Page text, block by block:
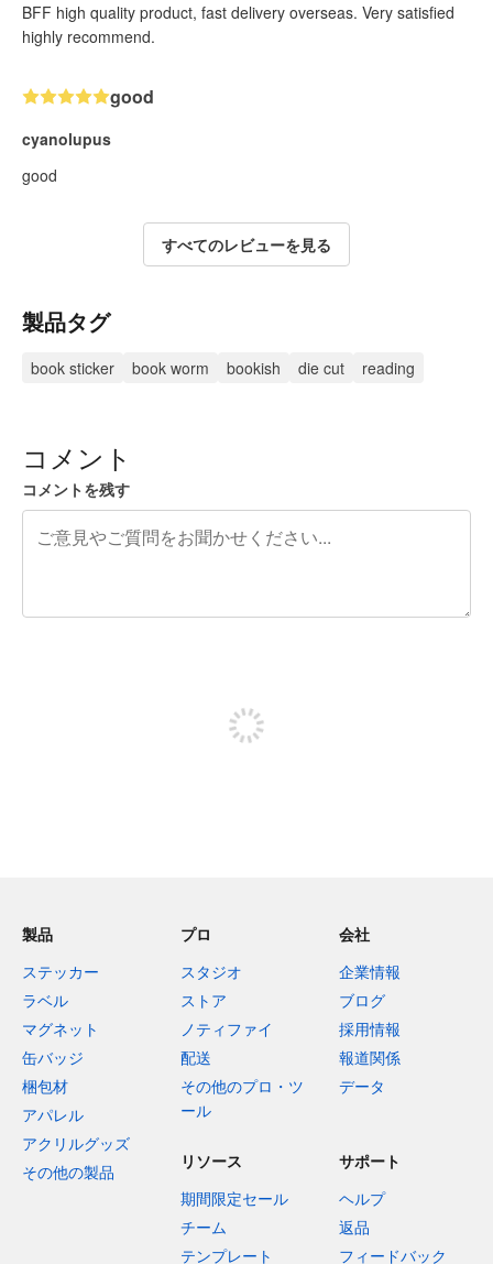
BFF high quality product, fast delivery overseas. Very satisfied
highly recommend.
good
cyanolupus
good
すべてのレビューを見る
製品タグ
book sticker book worm bookish die cut reading
コメント
コメントを残す
製品
ステッカー
ラベル
マグネット
缶バッジ
梱包材
アパレル
アクリルグッズ
その他の製品
プロ
スタジオ
ストア
ノティファイ
配送
その他のプロ・ツ
ール
会社
企業情報
ブログ
採用情報
報道関係
データ
リソース
期間限定セール
チーム
テンプレート
サポート
ヘルプ
返品
フィードバック